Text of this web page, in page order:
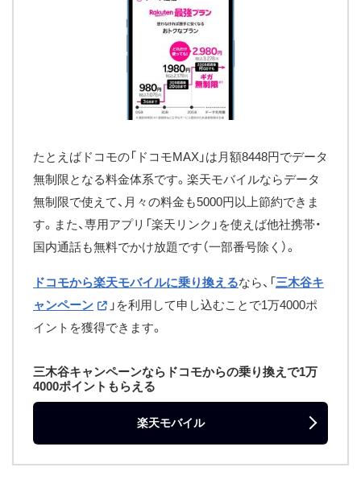
たとえばドコモの「ドコモMAX」は月額8448円でデータ
無制限となる料金体系です。楽天モバイルならデータ
無制限で使えて、月々の料金も5000円以上節約できま
す。また、専用アプリ「楽天リンク」を使えば他社携帯・
国内通話も無料でかけ放題です（一部番号除く）。
ドコモから楽天モバイルに乗り換えるなら、「三木谷キ
ャンペーン
」を利用して申し込むことで1万4000ポ
イントを獲得できます。
三木谷キャンペーンならドコモからの乗り換えで1万
4000ポイントもらえる
楽天モバイル